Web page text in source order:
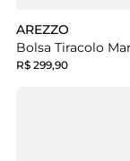
AREZZO
R$ 299,90